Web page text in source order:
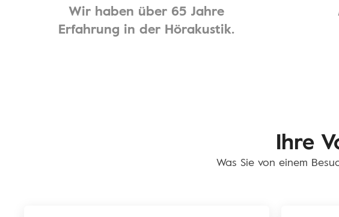
Wir haben über 65 Jahre
Erfahrung in der Hörakustik.
Ihre
Was Sie von einem